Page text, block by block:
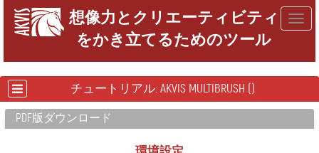
想像力とクリエーティビティ
をかき立てるためのツール
チュートリアル: AKVIS MULTIBRUSH ()
PDF版ダウンロード